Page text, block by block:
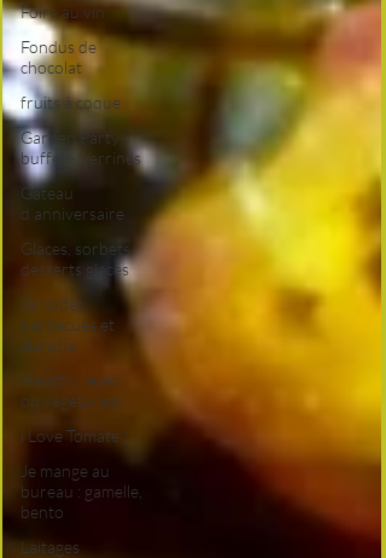
Foire au vin
Fondus de
chocolat
fruits à coque
Garden Party -
buffet - Verrines
Gâteau
d'anniversaire
Glaces, sorbets,
desserts glacés
Grillades,
barbecues et
plancha
Healthy, léger,
ou végétarien
i Love Tomate !
Je mange au
bureau : gamelle,
bento
Laitages